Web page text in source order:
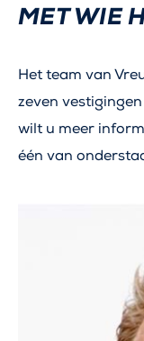
MET WIE
Het team van
zeven
wilt u meer
één van